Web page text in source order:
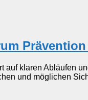
klaren Abläufen
und möglichen